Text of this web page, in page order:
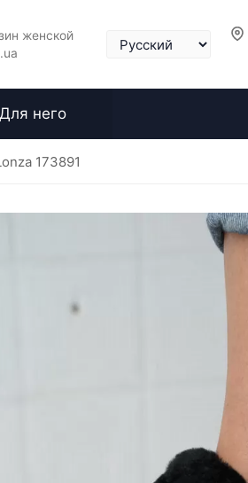
женской
Для него
173891